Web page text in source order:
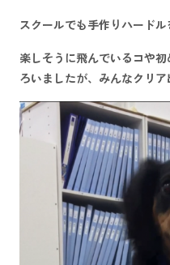
スクールでも手作りハードル
楽しそうに飛んでいるコや
ろいましたが、みんなクリ